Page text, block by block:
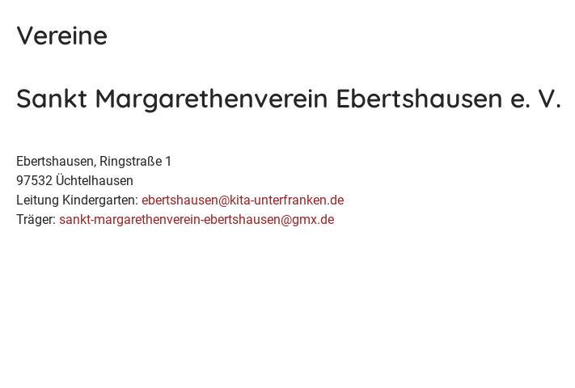
Vereine
Sankt Margarethenverein Ebertshausen e. V.
Ebertshausen, Ringstraße 1
97532 Üchtelhausen
Leitung Kindergarten: ebertshausen@kita-unterfranken.de
Träger: sankt-margarethenverein-ebertshausen@gmx.de